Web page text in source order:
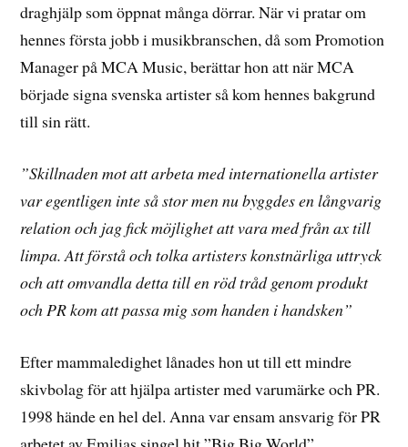
draghjälp som öppnat många dörrar. När vi pratar om
hennes första jobb i musikbranschen, då som Promotion
Manager på MCA Music, berättar hon att när MCA
började signa svenska artister så kom hennes bakgrund
till sin rätt.
”Skillnaden mot att arbeta med internationella artister
var egentligen inte så stor men nu byggdes en långvarig
relation och jag fick möjlighet att vara med från ax till
limpa. Att förstå och tolka artisters konstnärliga uttryck
och att omvandla detta till en röd tråd genom produkt
och PR kom att passa mig som handen i handsken”
Efter mammaledighet lånades hon ut till ett mindre
skivbolag för att hjälpa artister med varumärke och PR.
1998 hände en hel del. Anna var ensam ansvarig för PR